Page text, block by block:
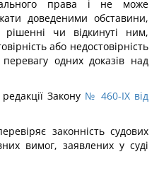
права і не може
доведеними обставини,
чи відкинуті ним,
або недостовірність
одних доказів над
Закону № 460-IX від
законність судових
вимог, заявлених у суді